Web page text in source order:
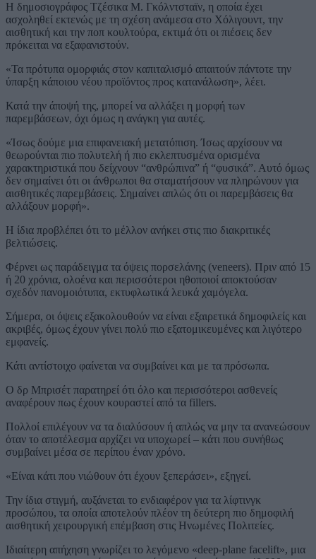
Η δημοσιογράφος Τζέσικα Μ. Γκόλντσταϊν, η οποία έχει
ασχοληθεί εκτενώς με τη σχέση ανάμεσα στο Χόλιγουντ, την
αισθητική και την ποπ κουλτούρα, εκτιμά ότι οι πιέσεις δεν
πρόκειται να εξαφανιστούν.
«Τα πρότυπα ομορφιάς στον καπιταλισμό απαιτούν πάντοτε την
ύπαρξη κάποιου νέου προϊόντος προς κατανάλωση», λέει.
Κατά την άποψή της, μπορεί να αλλάξει η μορφή των
παρεμβάσεων, όχι όμως η ανάγκη για αυτές.
«Ίσως δούμε μια επιφανειακή μετατόπιση. Ίσως αρχίσουν να
θεωρούνται πιο πολυτελή ή πιο εκλεπτυσμένα ορισμένα
χαρακτηριστικά που δείχνουν “ανθρώπινα” ή “φυσικά”. Αυτό όμως
δεν σημαίνει ότι οι άνθρωποι θα σταματήσουν να πληρώνουν για
αισθητικές παρεμβάσεις. Σημαίνει απλώς ότι οι παρεμβάσεις θα
αλλάξουν μορφή».
Η ίδια προβλέπει ότι το μέλλον ανήκει στις πιο διακριτικές
βελτιώσεις.
Φέρνει ως παράδειγμα τα όψεις πορσελάνης (veneers). Πριν από 15
ή 20 χρόνια, ολοένα και περισσότεροι ηθοποιοί αποκτούσαν
σχεδόν πανομοιότυπα, εκτυφλωτικά λευκά χαμόγελα.
Σήμερα, οι όψεις εξακολουθούν να είναι εξαιρετικά δημοφιλείς και
ακριβές, όμως έχουν γίνει πολύ πιο εξατομικευμένες και λιγότερο
εμφανείς.
Κάτι αντίστοιχο φαίνεται να συμβαίνει και με τα πρόσωπα.
Ο δρ Μπρισέτ παρατηρεί ότι όλο και περισσότεροι ασθενείς
αναφέρουν πως έχουν κουραστεί από τα fillers.
Πολλοί επιλέγουν να τα διαλύσουν ή απλώς να μην τα ανανεώσουν
όταν το αποτέλεσμα αρχίζει να υποχωρεί – κάτι που συνήθως
συμβαίνει μέσα σε περίπου έναν χρόνο.
«Είναι κάτι που νιώθουν ότι έχουν ξεπεράσει», εξηγεί.
Την ίδια στιγμή, αυξάνεται το ενδιαφέρον για τα λίφτινγκ
προσώπου, τα οποία αποτελούν πλέον τη δεύτερη πιο δημοφιλή
αισθητική χειρουργική επέμβαση στις Ηνωμένες Πολιτείες.
Ιδιαίτερη απήχηση γνωρίζει το λεγόμενο «deep-plane facelift», μια